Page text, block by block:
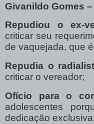
Givanildo Gomes
Repudiou o ex-
criticar seu
de vaquejada, que
Repudia o
criticar o vereador;
Ofício para o
adolescentes
dedicação